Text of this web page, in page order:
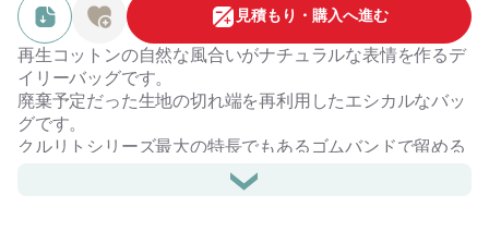
再生コットンの自然な風合いがナチュラルな表情を作るデ
イリーバッグです。
廃棄予定だった生地の切れ端を再利用したエシカルなバッ
グです。
クルリトシリーズ最大の特長でもあるゴムバンドで留める
と手の平におさまるコンパクトサイズになります。
バッグの容量も約14リットルと十分なので、ランチタイム
⾒積もり・購⼊へ進む